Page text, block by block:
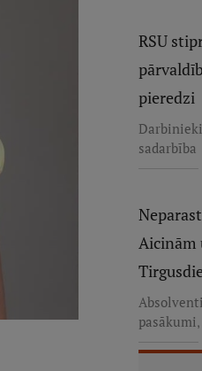
RSU
pieredzi
sadarbība
Aicinām
pasākumi,